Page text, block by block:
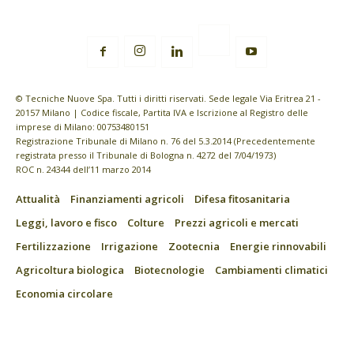
© Tecniche Nuove Spa. Tutti i diritti riservati. Sede legale Via Eritrea 21 -
20157 Milano | Codice fiscale, Partita IVA e Iscrizione al Registro delle
imprese di Milano: 00753480151
Registrazione Tribunale di Milano n. 76 del 5.3.2014 (Precedentemente
registrata presso il Tribunale di Bologna n. 4272 del 7/04/1973)
ROC n. 24344 dell’11 marzo 2014
Attualità Finanziamenti agricoli
Difesa fitosanitaria
Leggi, lavoro e fisco
Colture
Prezzi agricoli e mercati
Fertilizzazione
Irrigazione Zootecnia
Energie rinnovabili
Agricoltura biologica
Biotecnologie
Cambiamenti climatici
Economia circolare